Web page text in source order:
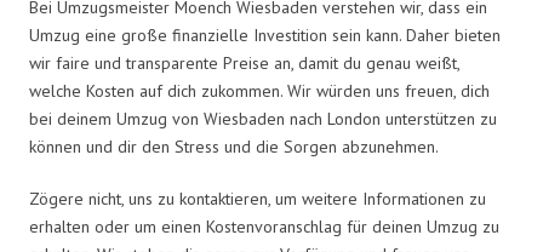
Bei Umzugsmeister Moench Wiesbaden verstehen wir, dass ein
Umzug eine große finanzielle Investition sein kann. Daher bieten
wir faire und transparente Preise an, damit du genau weißt,
welche Kosten auf dich zukommen. Wir würden uns freuen, dich
bei deinem Umzug von Wiesbaden nach London unterstützen zu
können und dir den Stress und die Sorgen abzunehmen.
Zögere nicht, uns zu kontaktieren, um weitere Informationen zu
erhalten oder um einen Kostenvoranschlag für deinen Umzug zu